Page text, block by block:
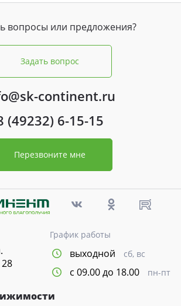
вопросы или предложения?
Задать вопрос
continent.ru
(49232) 6-15-15
Перезвоните мне
График работы
выходной сб, вс
с 09.00 до 18.00 пн-пт